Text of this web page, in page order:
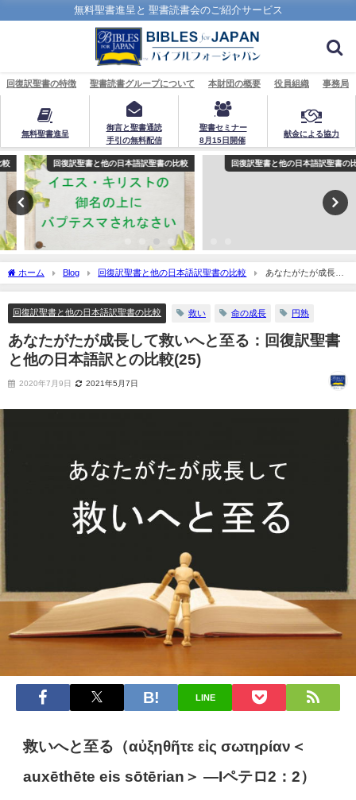
無料聖書進呈と 聖書読書会のご紹介サービス
回復訳聖書の特徴 聖書読書グループについて 本財団の概要 役員組織 事務局
無料聖書進呈
御言と聖書通読
手引の無料配信
聖書セミナー
8月15日開催
献金による協力
回復訳聖書と他の日本語訳聖書の比較 回復訳聖書と他の日本語訳聖書の比較
ホーム Blog 回復訳聖書と他の日本語訳聖書の比較
あなたがたが成長し
て救いへと至る：回復訳聖書と他の日本語訳との比較(25)
回復訳聖書と他の日本語訳聖書の比較 救い 命の成長 円熟
あなたがたが成長して救いへと至る：回復訳聖書
と他の日本語訳との比較(25)
2020年7月9日 2021年5月7日
LINE
救いへと至る（αὐξηθῆτε εἰς σωτηρίαν ＜
auxēthēte eis sōtērian＞ ―Iペテロ2：2）